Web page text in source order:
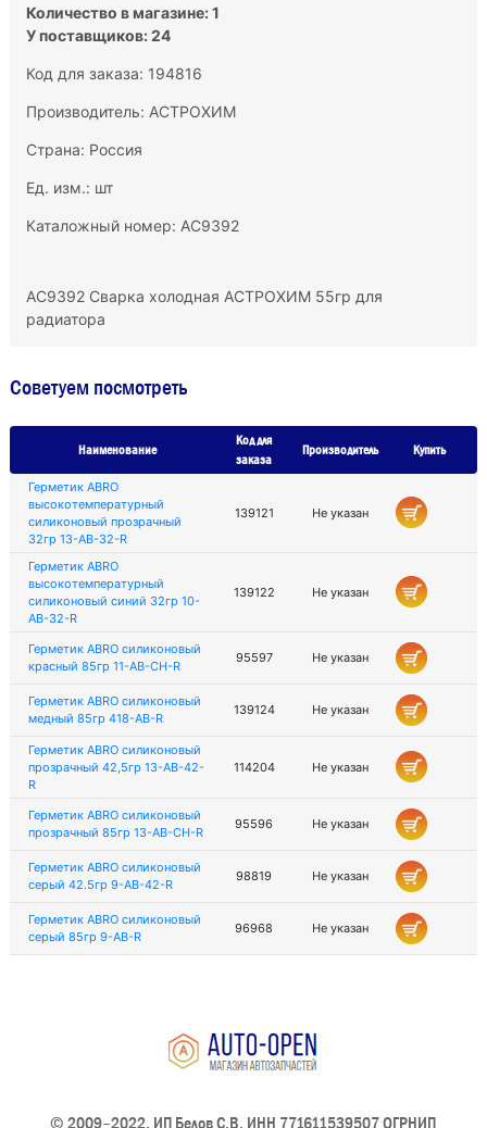
Количество в магазине: 1
У поставщиков: 24
Код для заказа: 194816
Производитель: АСТРОХИМ
Страна: Россия
Ед. изм.: шт
Каталожный номер: AC9392
AC9392 Сварка холодная АСТРОХИМ 55гр для
радиатора
Советуем посмотреть
Наименование
Код для
заказа
Производитель Купить
Герметик ABRO
высокотемпературный
силиконовый прозрачный
32гр 13-АВ-32-R
139121 Не указан
Герметик ABRO
высокотемпературный
силиконовый синий 32гр 10-
AB-32-R
139122 Не указан
Герметик ABRO силиконовый
красный 85гр 11-AB-CH-R
95597 Не указан
Герметик ABRO силиконовый
медный 85гр 418-AB-R
139124 Не указан
Герметик ABRO силиконовый
прозрачный 42,5гр 13-AB-42-
R
114204 Не указан
Герметик ABRO силиконовый
прозрачный 85гр 13-AB-CH-R
95596 Не указан
Герметик ABRO силиконовый
серый 42.5гр 9-AB-42-R
98819 Не указан
Герметик ABRO силиконовый
серый 85гр 9-AB-R
96968 Не указан
© 2009–2022, ИП Белов С.В. ИНН 771611539507 ОГРНИП